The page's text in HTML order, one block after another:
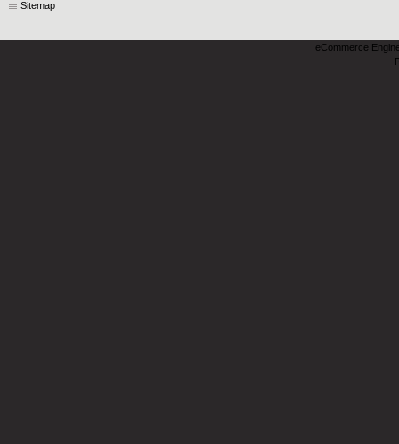
Sitemap
eCommerce